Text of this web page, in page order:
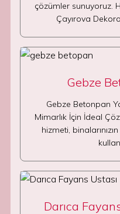
çözümler sunuyoruz.
Çayırova
Gebze
Gebze Betonpan
Mimarlık İçin İdeal
hizmeti,
Darıca